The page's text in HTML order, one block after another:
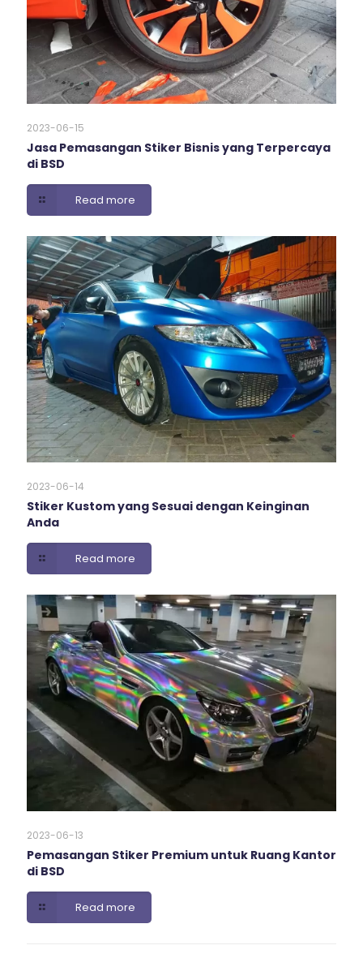
2023-06-15
Jasa Pemasangan Stiker Bisnis yang Terpercaya
di BSD
Read more
2023-06-14
Stiker Kustom yang Sesuai dengan Keinginan
Anda
Read more
2023-06-13
Pemasangan Stiker Premium untuk Ruang Kantor
di BSD
Read more